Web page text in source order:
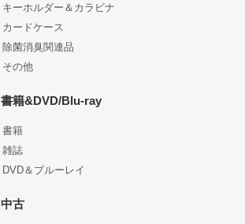
キーホルダー＆カラビナ
カードケース
除菌消臭関連品
その他
書籍&DVD/Blu-ray
書籍
雑誌
DVD＆ブルーレイ
中古